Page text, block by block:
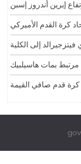
إيرين أندروز إسبن
كرة القدم الأميركي
إلى الكلية
مرتبط بمات هاسيلبيك
قدم صافي القيمة